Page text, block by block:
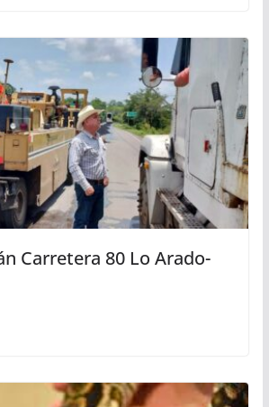
Carretera 80 Lo Arado-